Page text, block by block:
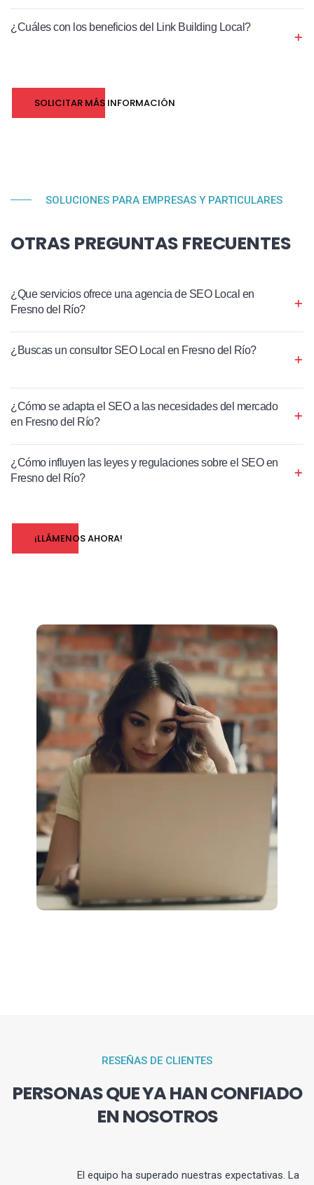
¿Cuáles con los beneficios del Link Building Local?
SOLICITAR MÁS INFORMACIÓN
SOLUCIONES PARA EMPRESAS Y PARTICULARES
OTRAS PREGUNTAS FRECUENTES
¿Que servicios ofrece una agencia de SEO Local en
Fresno del Río?
¿Buscas un consultor SEO Local en Fresno del Río?
¿Cómo se adapta el SEO a las necesidades del mercado
en Fresno del Río?
¿Cómo influyen las leyes y regulaciones sobre el SEO en
Fresno del Río?
¡LLÁMENOS AHORA!
RESEÑAS DE CLIENTES
PERSONAS QUE YA HAN CONFIADO
EN NOSOTROS
El equipo ha superado nuestras expectativas. La